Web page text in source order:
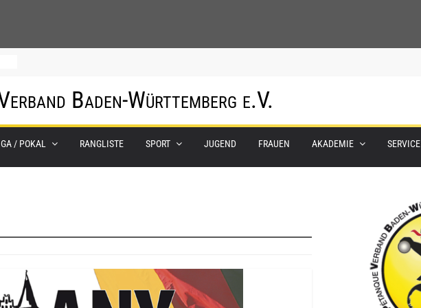
Baden-Württemberg e.V.
/ POKAL RANGLISTE SPORT JUGEND FRAUEN AKADEMIE SERVICE